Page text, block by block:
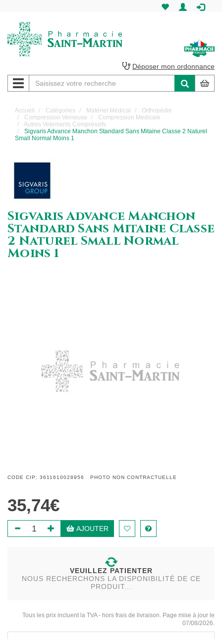
Martin
Pharmacie
Saint-
Martin
Déposer mon ordonnance
Navigation
Accueil Catégories Matériel Médical
Orthopédie
Compression Veineuse
Compression Medicale
Autres Vetements Compressifs
Sigvaris Advance Manchon Standard Sans Mitaine Classe 2 Naturel
Small Normal Moins 1
Sigvaris Advance Manchon
Standard Sans Mitaine Classe
2 Naturel Small Normal
Moins 1
CODE CIP: 3611610028956 PHOTO NON CONTRACTUELLE
35,74€
AJOUTER
VEUILLEZ PATIENTER
NOUS RECHERCHONS LA DISPONIBILITÉ DE CE
PRODUIT...
Tous les prix incluent la TVA - hors frais de livraison. Page mise à jour le
07/08/2026.